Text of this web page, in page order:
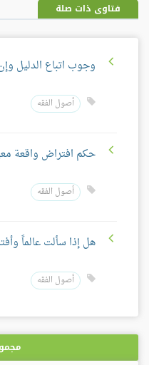
فتاوى ذات صلة
وجوب اتباع الدليل
أصول الفقه
حكم افتراض واقعة
أصول الفقه
هل إذا سألت عالماً
أصول الفقه